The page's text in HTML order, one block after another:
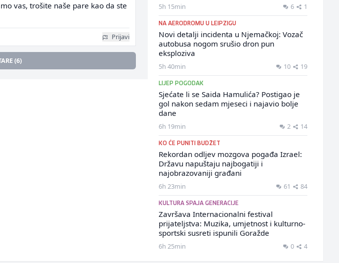
vas, trošite naše pare kao da ste
Prijavi
(6)
5h 15min 6 1
NA AERODROMU U LEIPZIGU
Novi detalji incidenta u Njemačkoj: Vozač
autobusa nogom srušio dron pun
eksploziva
5h 40min 10 19
LIJEP POGODAK
Sjećate li se Saida Hamulića? Postigao je
gol nakon sedam mjeseci i najavio bolje
dane
6h 19min 2 14
KO ĆE PUNITI BUDŽET
Rekordan odljev mozgova pogađa Izrael:
Državu napuštaju najbogatiji i
najobrazovaniji građani
6h 23min 61 84
KULTURA SPAJA GENERACIJE
Završava Internacionalni festival
prijateljstva: Muzika, umjetnost i kulturno-
sportski susreti ispunili Goražde
6h 25min 0 4